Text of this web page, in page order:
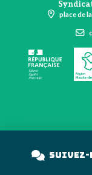
place de